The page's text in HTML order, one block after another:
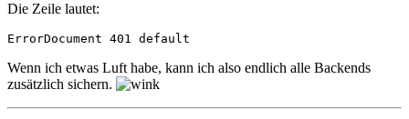
Die Zeile lautet:
ErrorDocument 401 default
Wenn ich etwas Luft habe, kann ich also endlich alle Backends
zusätzlich sichern.